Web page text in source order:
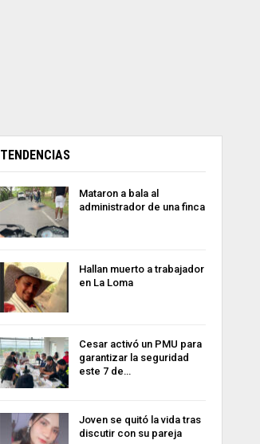
TENDENCIAS
Mataron a bala al
administrador de una finca
Hallan muerto a trabajador
en La Loma
Cesar activó un PMU para
garantizar la seguridad
este 7 de…
Joven se quitó la vida tras
discutir con su pareja